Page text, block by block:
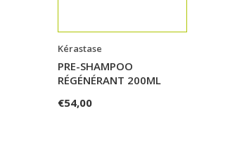
Kérastase
PRE-SHAMPOO
RÉGÉNÉRANT 200ML
€54,00